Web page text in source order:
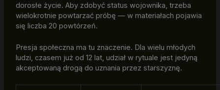
dorosłe życie. Aby zdobyć status wojownika, trzeba
wielokrotnie powtarzać próbę — w materiałach pojawia
się liczba 20 powtórzeń.
Presja społeczna ma tu znaczenie. Dla wielu młodych
ludzi, czasem już od 12 lat, udział w rytuale jest jedyną
akceptowaną drogą do uznania przez starszyznę.